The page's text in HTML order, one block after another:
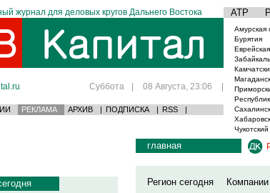
журнал для деловых кругов Дальнего Востока АТР
Суббота | 08 Августа, 23:06 |
РЕКЛАМА АРХИВ | ПОДПИСКА | RSS |
Амурская
Бурятия
главная
Регион сегодня Компании